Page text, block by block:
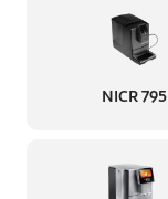
NICR 795